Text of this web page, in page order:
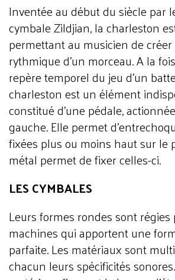
Inventée au début du siècle par
cymbale Zildjian, la charleston
permettant au musicien de
rythmique d'un morceau. A la
repère temporel du jeu d'un
charleston est un élément
constitué d'une pédale,
gauche. Elle permet
fixées plus ou moins haut sur le
métal permet de fixer celles-ci.
LES CYMBALES
Leurs formes rondes sont régies
machines qui apportent une
parfaite. Les matériaux sont
chacun leurs spécificités